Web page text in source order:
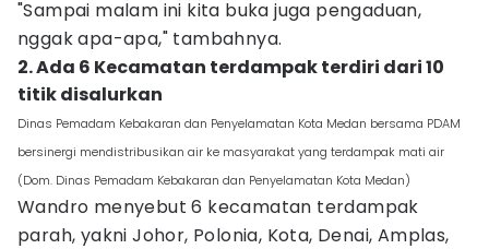
"Sampai malam ini kita buka juga pengaduan,
nggak apa-apa," tambahnya.
2. Ada 6 Kecamatan terdampak terdiri dari 10
titik disalurkan
Dinas Pemadam Kebakaran dan Penyelamatan Kota Medan bersama PDAM
bersinergi mendistribusikan air ke masyarakat yang terdampak mati air
(Dom. Dinas Pemadam Kebakaran dan Penyelamatan Kota Medan)
Wandro menyebut 6 kecamatan terdampak
parah, yakni Johor, Polonia, Kota, Denai, Amplas,